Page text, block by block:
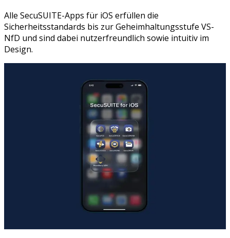
Alle SecuSUITE-Apps für iOS erfüllen die
Sicherheitsstandards bis zur Geheimhaltungsstufe VS-
NfD und sind dabei nutzerfreundlich sowie intuitiv im
Design.